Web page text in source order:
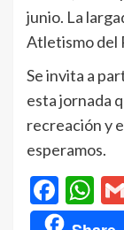
junio. La
Atletismo del
Se invita a
esta jornada
recreación y
esperamos.